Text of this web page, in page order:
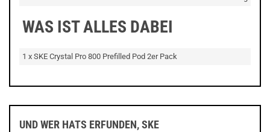
WAS IST ALLES DABEI
1 x SKE Crystal Pro 800 Prefilled Pod 2er Pack
UND WER HATS ERFUNDEN, SKE